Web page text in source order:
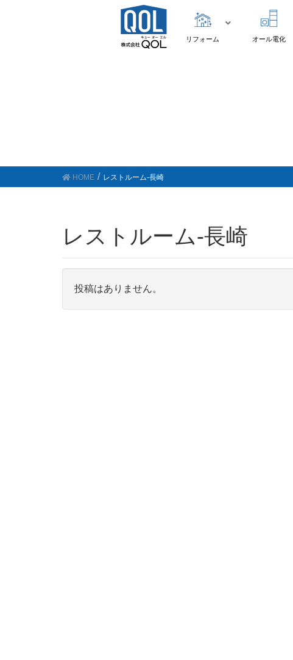
リフォーム オール電化
HOME レストルーム-長崎
レストルーム-長崎
投稿はありません。